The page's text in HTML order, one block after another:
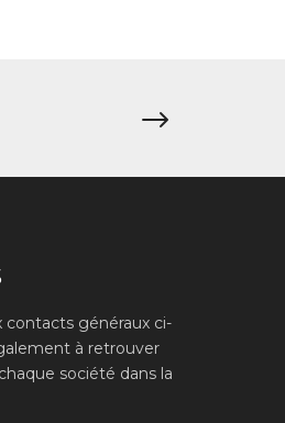
contacts généraux ci-
à retrouver
société dans la